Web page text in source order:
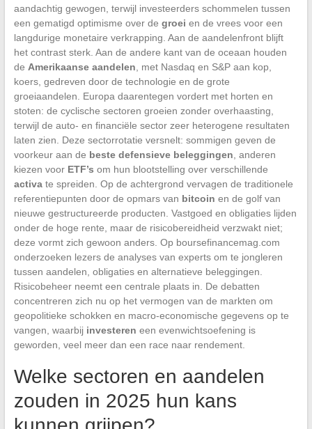
aandachtig gewogen, terwijl investeerders schommelen tussen
een gematigd optimisme over de groei en de vrees voor een
langdurige monetaire verkrapping. Aan de aandelenfront blijft
het contrast sterk. Aan de andere kant van de oceaan houden
de Amerikaanse aandelen , met Nasdaq en S&P aan kop,
koers, gedreven door de technologie en de grote
groeiaandelen. Europa daarentegen vordert met horten en
stoten: de cyclische sectoren groeien zonder overhaasting,
terwijl de auto- en financiële sector zeer heterogene resultaten
laten zien. Deze sectorrotatie versnelt: sommigen geven de
voorkeur aan de beste defensieve beleggingen , anderen
kiezen voor ETF’s om hun blootstelling over verschillende
activate spreiden. Op de achtergrond vervagen de traditionele
referentiepunten door de opmars van bitcoin en de golf van
nieuwe gestructureerde producten. Vastgoed en obligaties lijden
onder de hoge rente, maar de risicobereidheid verzwakt niet;
deze vormt zich gewoon anders. Op boursefinancemag.com
onderzoeken lezers de analyses van experts om te jongleren
tussen aandelen, obligaties en alternatieve beleggingen.
Risicobeheer neemt een centrale plaats in. De debatten
concentreren zich nu op het vermogen van de markten om
geopolitieke schokken en macro-economische gegevens op te
vangen, waarbij investeren een evenwichtsoefening is
geworden, veel meer dan een race naar rendement.
Welke sectoren en aandelen
zouden in 2025 hun kans